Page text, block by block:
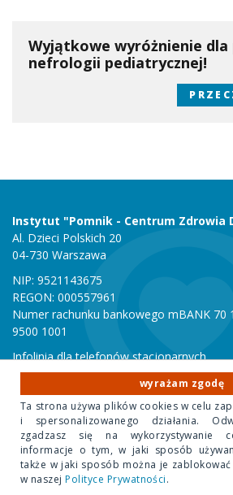
Wyjątkowe wyróżnienie dla
nefrologii pediatrycznej!
Instytut "Pomnik - Centrum Zdrowia
Al. Dzieci Polskich 20
04-730 Warszawa
NIP: 9521143675
REGON: 000557961
Numer rachunku bankowego mBANK 70
9500 1001
Infolinia dla telefonów stacjonarnych
801 051 000
Infolinia dla telefonów komórkowych
22 815 10 00
Copyright 2020 Instytut "Pomnik
Design Park- projektowanie stron
wyrażam zgodę
Ta strona używa plików cookies w celu
i spersonalizowanego działania.
zgadzasz się na wykorzystywanie
informacje o tym, w jaki sposób
także w jaki sposób można je
w naszejPolityce Prywatności.